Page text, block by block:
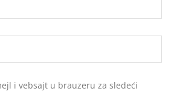
i vebsajt u brauzeru za sledeći